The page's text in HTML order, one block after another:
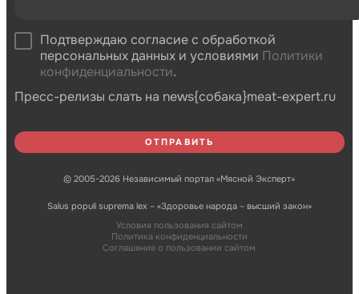
Подтверждаю согласие с обработкой
персональных данных и условиями Политики
конфиденциальности.
Пресс-релизы слать на news{собака}meat-expert.ru
© 2005-2026 Независимый портал «Мясной Эксперт»
Salus populi suprema lex – «Здоровье народа – высший закон»
Условия пользования сайтом
Политика конфиденциальности
Соглашение о пользовании сайтом